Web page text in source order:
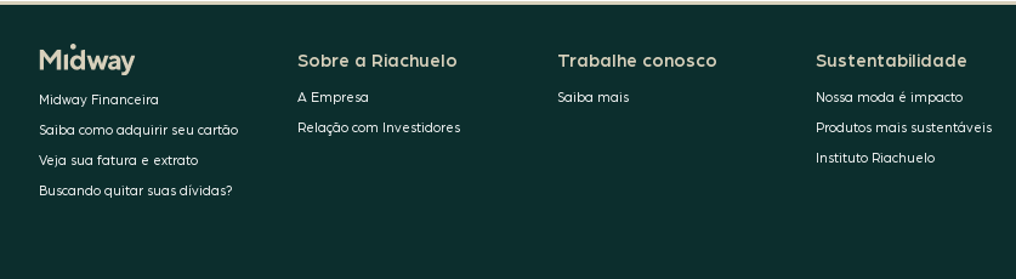
Midway Financeira
Saiba como adquirir seu cartão
Veja sua fatura e extrato
Buscando quitar suas dívidas?
Sobre a Riachuelo
A Empresa
Relação com Investidores
Trabalhe conosco
Saiba mais
Sustentabilidade
Nossa moda é impacto
Produtos mais sustentáveis
Instituto Riachuelo